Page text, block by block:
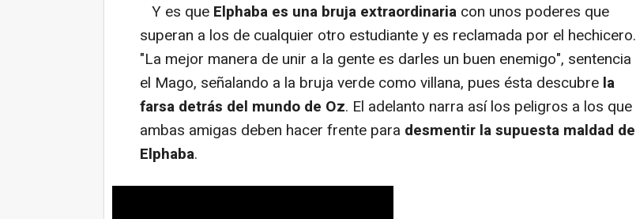
Y es que Elphaba es una bruja extraordinaria con unos poderes que
superan a los de cualquier otro estudiante y es reclamada por el hechicero.
"La mejor manera de unir a la gente es darles un buen enemigo", sentencia
el Mago, señalando a la bruja verde como villana, pues ésta descubre la
farsa detrás del mundo de Oz. El adelanto narra así los peligros a los que
ambas amigas deben hacer frente para desmentir la supuesta maldad de
Elphaba.